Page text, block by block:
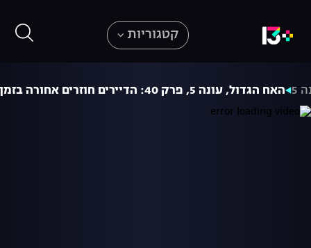
קטגוריות
5 האח הגדול, עונה 5, פרק 40: הדיירים חוזרים אחורה בזמן